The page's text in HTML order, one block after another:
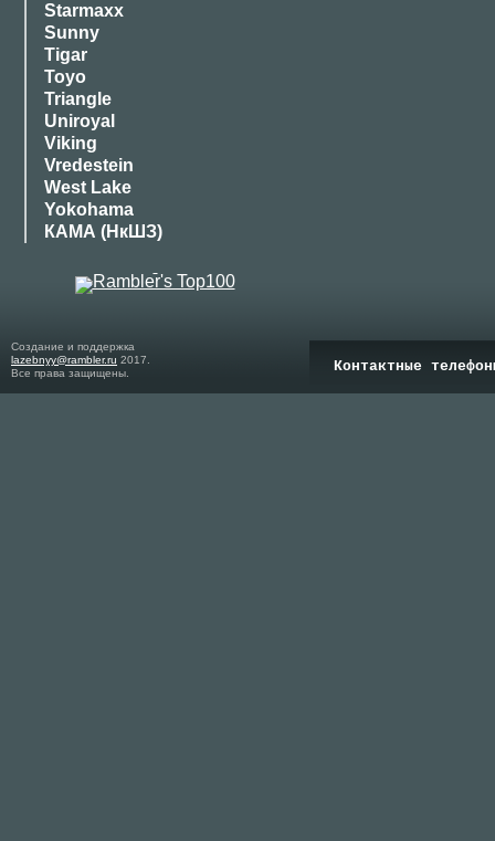
Starmaxx
Sunny
Tigar
Toyo
Triangle
Uniroyal
Viking
Vredestein
West Lake
Yokohama
КАМА (НкШЗ)
Создание и поддержка
lazebnyy@rambler.ru 2017.
Все права защищены.
Контактные